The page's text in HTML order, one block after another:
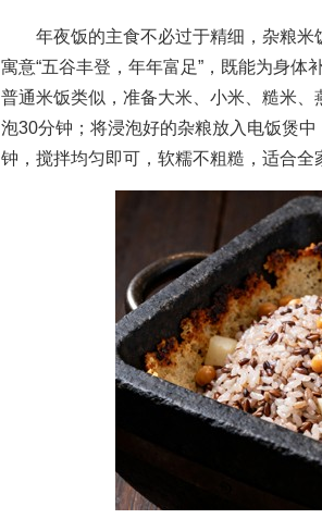
年夜饭的主食不必过于精细，杂粮米
寓意“五谷丰登，年年富足”，既能为身
普通米饭类似，准备大米、小米、糙米
泡30分钟；将浸泡好的杂粮放入电饭煲
钟，搅拌均匀即可，软糯不粗糙，适合全